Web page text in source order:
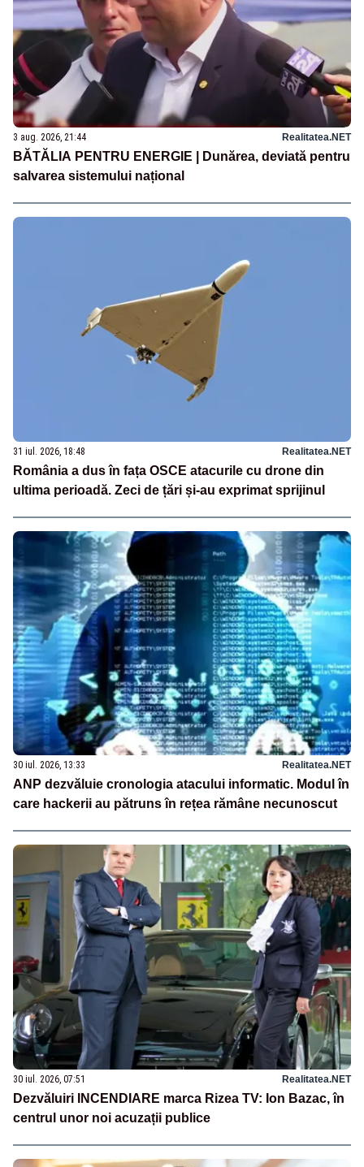
3 aug. 2026, 21:44 Realitatea.NET
BĂTĂLIA PENTRU ENERGIE | Dunărea, deviată pentru
salvarea sistemului național
31 iul. 2026, 18:48 Realitatea.NET
România a dus în fața OSCE atacurile cu drone din
ultima perioadă. Zeci de țări și-au exprimat sprijinul
30 iul. 2026, 13:33 Realitatea.NET
ANP dezvăluie cronologia atacului informatic. Modul în
care hackerii au pătruns în rețea rămâne necunoscut
30 iul. 2026, 07:51 Realitatea.NET
Dezvăluiri INCENDIARE marca Rizea TV: Ion Bazac, în
centrul unor noi acuzații publice